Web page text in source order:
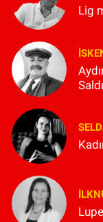
Lig